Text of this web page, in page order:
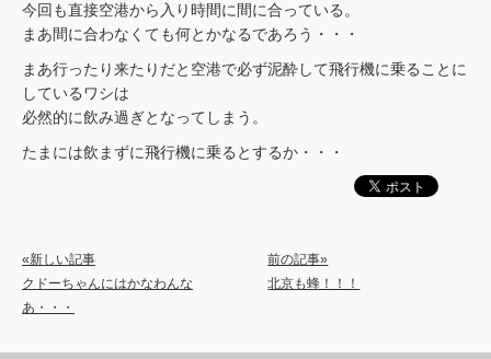
今回も直接空港から入り時間に間に合っている。
まあ間に合わなくても何とかなるであろう・・・
まあ行ったり来たりだと空港で必ず泥酔して飛行機に乗ることに
しているワシは
必然的に飲み過ぎとなってしまう。
たまには飲まずに飛行機に乗るとするか・・・
«新しい記事
クドーちゃんにはかなわんな
あ・・・
前の記事»
北京も蜂！！！